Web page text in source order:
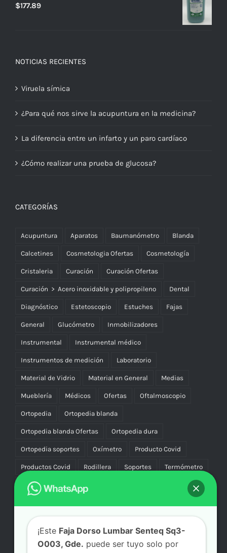
$177.89
NOTICIAS RECIENTES
Viruela símica
¿Para qué nos sirve la acupuntura en la medicina?
La diferencia entre un infarto y un paro cardíaco
¿Cómo realizar una prueba de glucosa?
CATEGORÍAS
Acupuntura Aparatos Baumanómetro Blanda
Calcetines Cosmetologia Ofertas Cosmetología
Cristaleria Curación Curación Ofertas
Curación > Acero inoxidable y polipropileno Dental
Diagnóstico Estetoscopio Estuches Fajas
General Glucómetro Inmobilizadores
Instrumental Instrumental médico
Instrumentos de medición Laboratorio
Material de Vidrio Material en General Medias
Mueblería Médicos Ofertas Oftalmoscopio
Ortopedia Ortopedia blanda
Ortopedia blanda Ofertas Ortopedia dura
Ortopedia soportes Oxímetro Producto Covid
Productos Covid Rodillera Soportes Termómetro
Uniforme Uniformes
¡Este Faja Dorso Lumbar Senteq Sq3-
O003, Gde. puede ser tuyo solo por